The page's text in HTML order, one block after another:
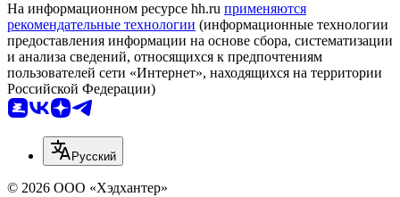
На информационном ресурсе hh.ru применяются
рекомендательные технологии (информационные технологии
предоставления информации на основе сбора, систематизации
и анализа сведений, относящихся к предпочтениям
пользователей сети «Интернет», находящихся на территории
Российской Федерации)
Русский
© 2026 ООО «Хэдхантер»